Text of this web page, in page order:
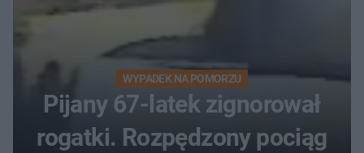
WYPADEK NA POMORZU
Pijany 67-latek zignorował
rogatki. Rozpędzony pociąg